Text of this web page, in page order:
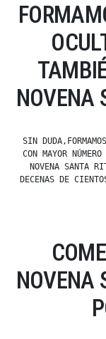
NOVENA
SIN
CON MAYOR
NOVENA SANTA
DECENAS DE
NOVENA